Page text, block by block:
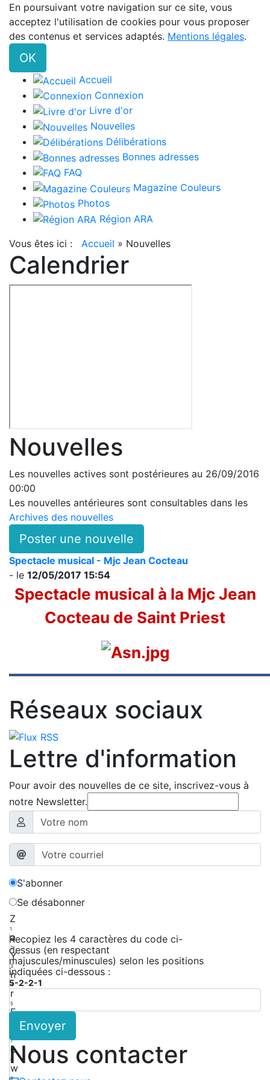
En poursuivant votre navigation sur ce site, vous
acceptez l'utilisation de cookies pour vous proposer
des contenus et services adaptés. Mentions légales.
OK
Accueil
Connexion
Livre d'or
Nouvelles
Délibérations
Bonnes adresses
FAQ
Magazine Couleurs
Photos
Région ARA
Vous êtes ici : Accueil » Nouvelles
Calendrier
Nouvelles
Les nouvelles actives sont postérieures au 26/09/2016
00:00
Les nouvelles antérieures sont consultables dans les
Archives des nouvelles
Poster une nouvelle
Spectacle musical - Mjc Jean Cocteau
- le 12/05/2017 15:54
Spectacle musical à la Mjc Jean
Cocteau de Saint Priest
Réseaux sociaux
Lettre d'information
Pour avoir des nouvelles de ce site, inscrivez-vous à
notre Newsletter.
S'abonner
Se désabonner
Z
1
a
2
Y
3
n
4
r
5
F
7
c
8
w
9
Recopiez les 4 caractères du code ci-
dessus (en respectant
majuscules/minuscules) selon les positions
indiquées ci-dessous :
5-2-2-1
Envoyer
Nous contacter